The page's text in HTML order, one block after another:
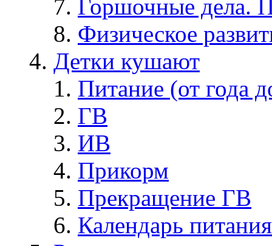
Горшочные дела.
Физическое
Детки кушают
Питание (от года
ГВ
ИВ
Прикорм
Прекращение ГВ
Календарь питания